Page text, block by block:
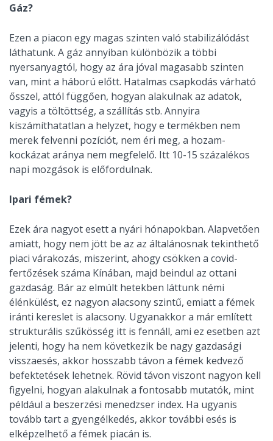
Gáz?
Ezen a piacon egy magas szinten való stabilizálódást
láthatunk. A gáz annyiban különbözik a többi
nyersanyagtól, hogy az ára jóval magasabb szinten
van, mint a háború előtt. Hatalmas csapkodás várható
ősszel, attól függően, hogyan alakulnak az adatok,
vagyis a töltöttség, a szállítás stb. Annyira
kiszámíthatatlan a helyzet, hogy e termékben nem
merek felvenni pozíciót, nem éri meg, a hozam-
kockázat aránya nem megfelelő. Itt 10-15 százalékos
napi mozgások is előfordulnak.
Ipari fémek?
Ezek ára nagyot esett a nyári hónapokban. Alapvetően
amiatt, hogy nem jött be az az általánosnak tekinthető
piaci várakozás, miszerint, ahogy csökken a covid-
fertőzések száma Kínában, majd beindul az ottani
gazdaság. Bár az elmúlt hetekben láttunk némi
élénkülést, ez nagyon alacsony szintű, emiatt a fémek
iránti kereslet is alacsony. Ugyanakkor a már említett
strukturális szűkösség itt is fennáll, ami ez esetben azt
jelenti, hogy ha nem következik be nagy gazdasági
visszaesés, akkor hosszabb távon a fémek kedvező
befektetések lehetnek. Rövid távon viszont nagyon kell
figyelni, hogyan alakulnak a fontosabb mutatók, mint
például a beszerzési menedzser index. Ha ugyanis
tovább tart a gyengélkedés, akkor további esés is
elképzelhető a fémek piacán is.